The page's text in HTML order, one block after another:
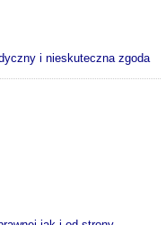
i nieskuteczna zgoda